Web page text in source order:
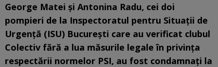
George Matei şi Antonina Radu, cei doi
pompieri de la Inspectoratul pentru Situaţii de
Urgenţă (ISU) Bucureşti care au verificat clubul
Colectiv fără a lua măsurile legale în privinţa
respectării normelor PSI, au fost condamnaţi la